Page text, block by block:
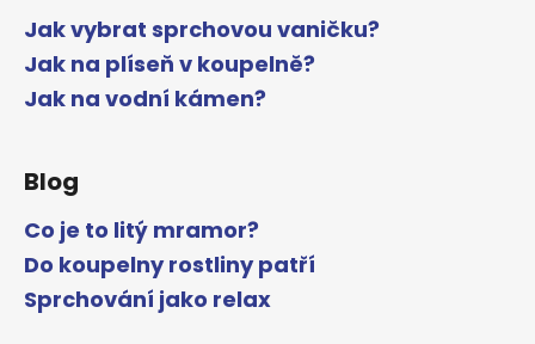
Jak vybrat sprchovou vaničku?
Jak na plíseň v koupelně?
Jak na vodní kámen?
Blog
Co je to litý mramor?
Do koupelny rostliny patří
Sprchování jako relax